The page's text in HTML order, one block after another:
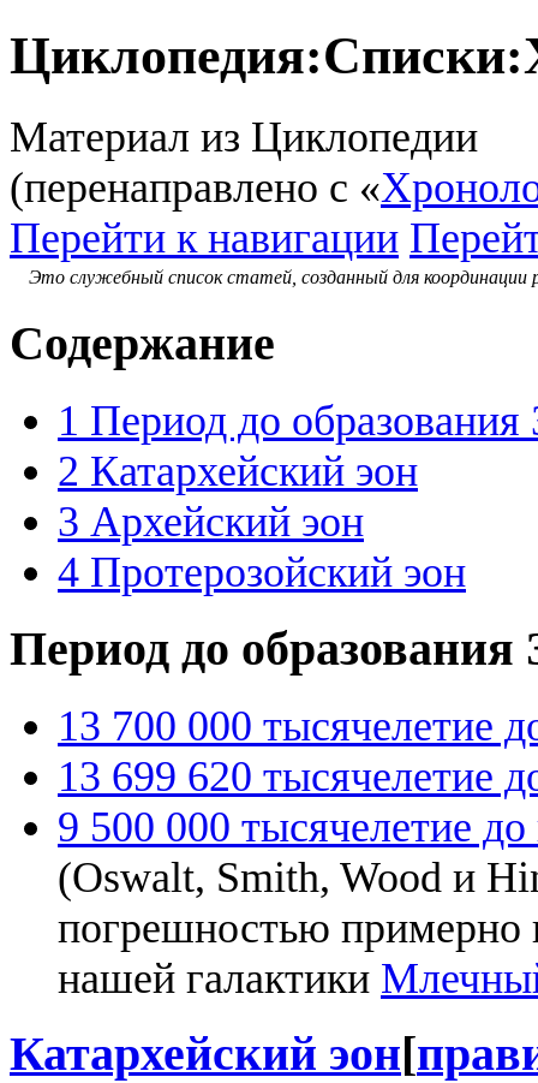
Циклопедия:
Материал из Циклопедии
(перенаправлено с «
Перейти к навигации
Это служебный список статей, созданный для
Содержание
1 Период до образования
2 Катархейский эон
3 Архейский эон
4 Протерозойский эон
Период до образования
13 700 000 тысячелетие
13 699 620 тысячелетие
9 500 000 тысячелетие до
(Oswalt, Smith, Wood и
погрешностью примерно
нашей галактики
Катархейский эон [